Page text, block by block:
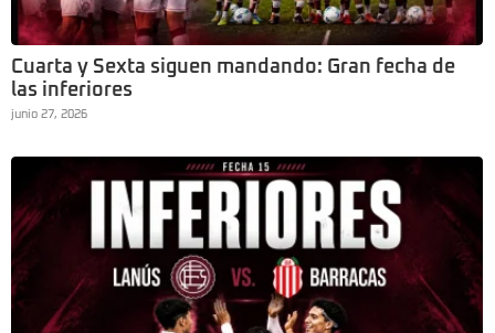
Cuarta y Sexta siguen mandando: Gran fecha de
las inferiores
junio 27, 2026